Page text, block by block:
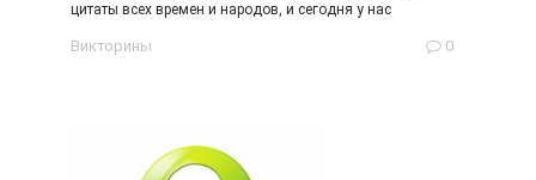
цитаты всех времен и народов, и сегодня у нас
Викторины 0